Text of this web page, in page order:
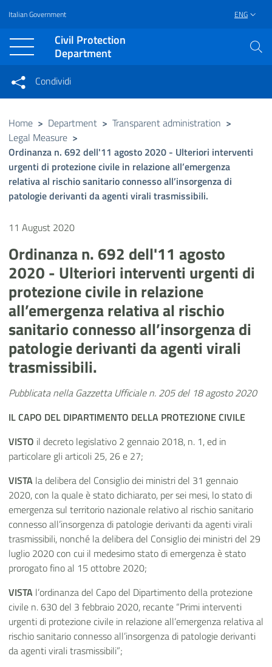
Vai al contenuto principale
Raggiungi il piè di pagina
Italian Government ENG
Civil Protection
Department
Condividi su Facebook
Condividi su Twitter
Condividi
Condividi sui social network
Home > Department > Transparent administration >
Legal Measure >
Ordinanza n. 692 dell'11 agosto 2020 - Ulteriori interventi
urgenti di protezione civile in relazione all’emergenza
relativa al rischio sanitario connesso all’insorgenza di
patologie derivanti da agenti virali trasmissibili.
11 August 2020
Ordinanza n. 692 dell'11 agosto
2020 - Ulteriori interventi urgenti di
protezione civile in relazione
all’emergenza relativa al rischio
sanitario connesso all’insorgenza di
patologie derivanti da agenti virali
trasmissibili.
Pubblicata nella Gazzetta Ufficiale n. 205 del 18 agosto 2020
IL CAPO DEL DIPARTIMENTO DELLA PROTEZIONE CIVILE
VISTO il decreto legislativo 2 gennaio 2018, n. 1, ed in
particolare gli articoli 25, 26 e 27;
VISTA la delibera del Consiglio dei ministri del 31 gennaio
2020, con la quale è stato dichiarato, per sei mesi, lo stato di
emergenza sul territorio nazionale relativo al rischio sanitario
connesso all’insorgenza di patologie derivanti da agenti virali
trasmissibili, nonché la delibera del Consiglio dei ministri del 29
luglio 2020 con cui il medesimo stato di emergenza è stato
prorogato fino al 15 ottobre 2020;
VISTA l’ordinanza del Capo del Dipartimento della protezione
civile n. 630 del 3 febbraio 2020, recante “Primi interventi
urgenti di protezione civile in relazione all’emergenza relativa al
rischio sanitario connesso all’insorgenza di patologie derivanti
da agenti virali trasmissibili”;